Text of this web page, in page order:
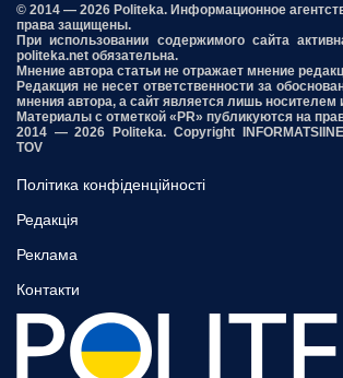
© 2014 — 2026 Politeka. Информационное
права защищены.
При использовании содержимого сайта
politeka.net обязательна.
Мнение автора статьи не отражает мнение
Редакция не несет ответственности за
мнения автора, а сайт является лишь
Материалы с отметкой «PR» публикуются на
2014 — 2026 Politeka. Copyright
TOV
Політика конфіденційності
Редакція
Реклама
Контакти